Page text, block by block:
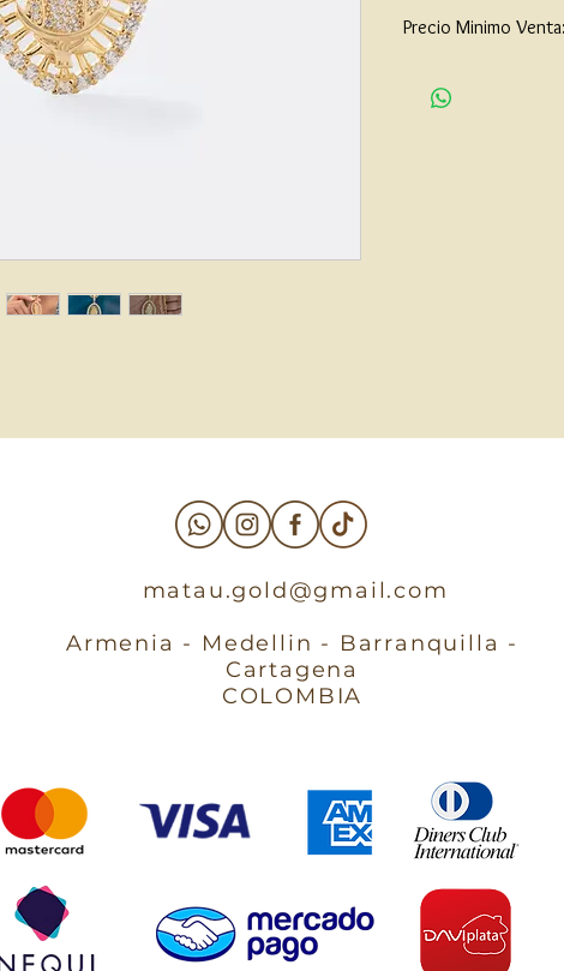
Precio Minimo Venta:
matau.gold@gmail.com
Armenia - Medellin - Barranquilla -
Cartagena
COLOMBIA